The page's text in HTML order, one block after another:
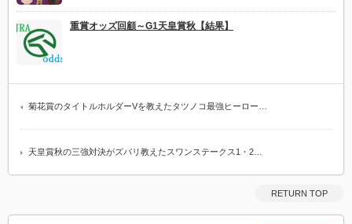
重賞オッズ回顧～G1天皇賞秋【結果】
菊花賞のタイトルホルダーVを教えたタツノコ最強ヒーロー…
天皇賞秋の三強対決がズバリ教えたスワンステークス1・2…
RETURN TOP